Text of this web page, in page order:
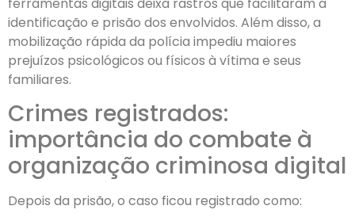
identificação e prisão dos envolvidos. Além disso, a
mobilização rápida da polícia impediu maiores
prejuízos psicológicos ou físicos à vítima e seus
familiares.
Crimes registrados:
importância do combate à
organização criminosa digital
Depois da prisão, o caso ficou registrado como: